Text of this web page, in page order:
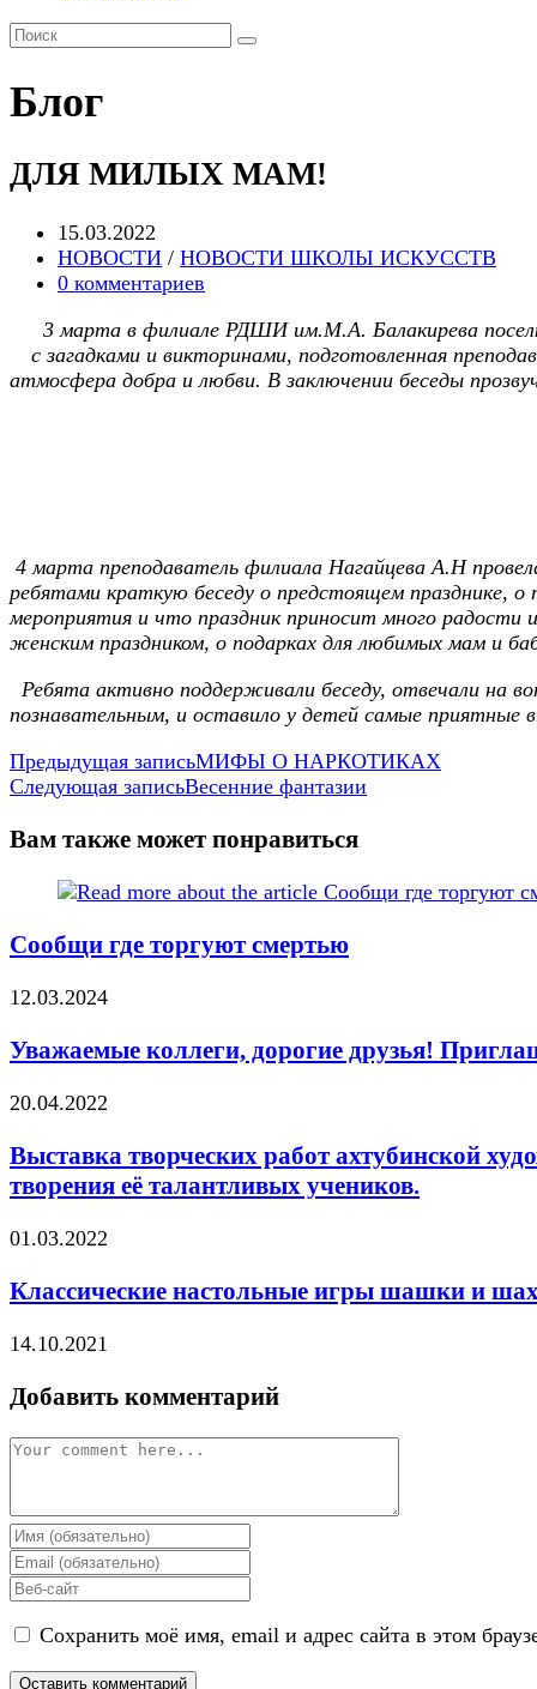
Блог
ДЛЯ МИЛЫХ МАМ!
Запись
опубликована:
15.03.2022
Post
category:
НОВОСТИ / НОВОСТИ ШКОЛЫ ИСКУССТВ
Post
0 комментариев
3 марта в филиале РДШИ им.М.А. Балакирева
с загадками и викторинами, подготовленная
атмосфера добра и любви. В заключении беседы
4 марта преподаватель филиала Нагайцева А.Н
ребятами краткую беседу о предстоящем празднике,
мероприятия и что праздник приносит много
женским праздником, о подарках для любимых мам и
Ребята активно поддерживали беседу, отвечали на
познавательным, и оставило у детей самые приятные
Еще
статьи
Предыдущая записьМИФЫ О НАРКОТИКАХ
Следующая записьВесенние фантазии
Вам также может понравиться
Сообщи где торгуют смертью
12.03.2024
Уважаемые коллеги, дорогие друзья!
20.04.2022
Выставка творческих работ ахтубинской
творения её талантливых учеников.
01.03.2022
Классические настольные игры шашки и
14.10.2021
Добавить комментарий
Comment
Enter
your
name
or
username
Enter
your
address
Enter
website
Сохранить моё имя, email и адрес сайта в этом